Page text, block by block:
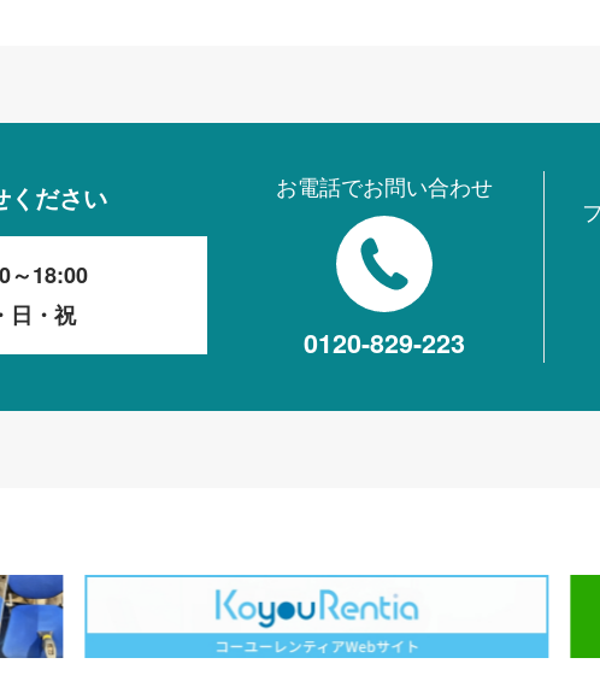
ください
～18:00
日・祝
お電話でお問い合わせ
0120-829-223